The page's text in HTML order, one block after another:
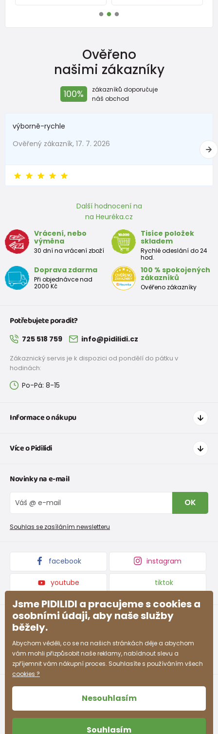
Ověřeno
našimi zákazníky
100%
zákazníků doporučuje
náš obchod
výborně-rychle
Ověřený zákazník, 17. 7. 2026
Další hodnocení na
na Heuréka.cz
Vrácení, nebo
výměna
30 dní na vrácení zboží
Tisíce položek
skladem
Rychlé odeslání do 24
hod.
Doprava zdarma
Při objednávce nad
2000 Kč
100 % spokojených
zákazníků
Ověřeno zákazníky
Potřebujete poradit?
725 518 759 info@pidilidi.cz
Zákaznický servis je k dispozici od pondělí do pátku v
hodinách:
Po-Pá: 8-15
Informace o nákupu
Doprava a platba
Tabulka velikostí obuvi
Vrácení zboží a reklamace
Reklamační řád
Více o Pidilidi
O nás
Blog
Velkoobchod PiDiLiDi
Affiliate program
Kolekce zboží
Novinky na e-mail
OK
Souhlas se zasíláním newsletteru
facebook instagram
youtube tiktok
Jsme PIDILIDI a pracujeme s cookies a
osobními údaji, aby naše služby
běžely.
Abychom věděli, co se na našich stránkách děje a abychom
vám mohli přizpůsobit naše reklamy, nabídnout slevu a
zpříjemnit vám nákupní proces. Souhlasíte s používáním všech
cookies ?
Nesouhlasím
Souhlasím